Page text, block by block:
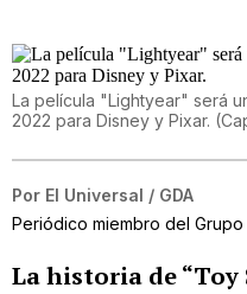
La película "Lightyear" será
2022 para Disney y Pixar. (
Por El Universal / GDA
Periódico miembro del
La historia de “Toy